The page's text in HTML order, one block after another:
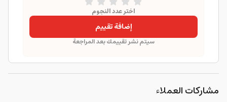
اختر عدد النجوم
إضافة تقييم
سيتم نشر تقييمك بعد المراجعة
مشاركات العملاء